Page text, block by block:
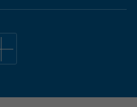
EMPLOI CÔTE-DE-